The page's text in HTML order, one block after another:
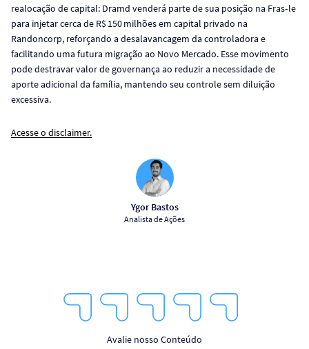
realocação de capital: Dramd venderá parte de sua posição na Fras‑le
para injetar cerca de R$ 150 milhões em capital privado na
Randoncorp, reforçando a desalavancagem da controladora e
facilitando uma futura migração ao Novo Mercado. Esse movimento
pode destravar valor de governança ao reduzir a necessidade de
aporte adicional da família, mantendo seu controle sem diluição
excessiva.
Acesse o disclaimer.
Ygor Bastos
Analista de Ações
Stars Stars
Avalie nosso Conteúdo